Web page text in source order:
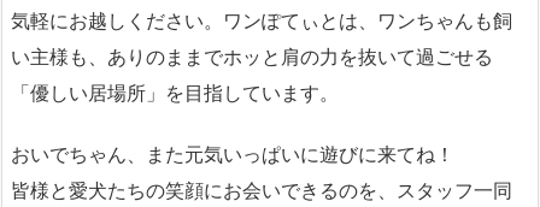
気軽にお越しください。ワンぽてぃとは、ワンちゃんも飼
い主様も、ありのままでホッと肩の力を抜いて過ごせる
「優しい居場所」を目指しています。
おいでちゃん、また元気いっぱいに遊びに来てね！
皆様と愛犬たちの笑顔にお会いできるのを、スタッフ一同